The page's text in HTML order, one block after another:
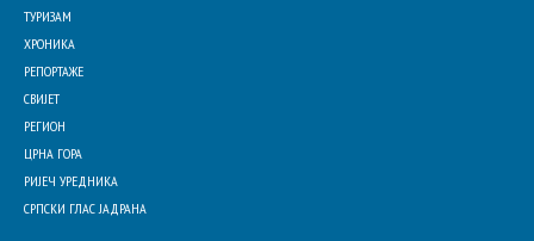
ТУРИЗАМ
ХРОНИКА
РЕПОРТАЖЕ
СВИЈЕТ
РЕГИОН
ЦРНА ГОРА
РИЈЕЧ УРЕДНИКА
СРПСКИ ГЛАС ЈАДРАНА